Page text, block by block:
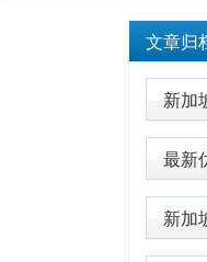
文章归
新加
最新
新加